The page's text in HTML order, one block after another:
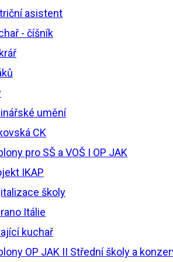
asistent
- číšník
umění
CK
pro SŠ a VOŠ I OP JAK
IKAP
školy
Itálie
kuchař
OP JAK II Střední školy a